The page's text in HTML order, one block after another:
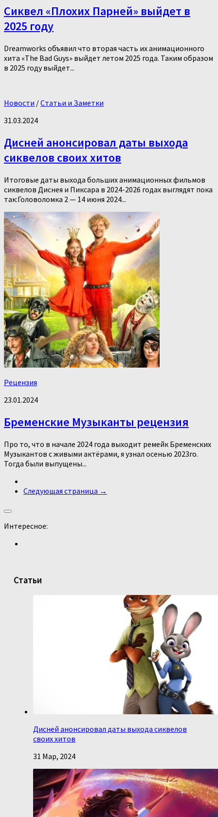
Сиквел «Плохих Парней» выйдет в
2025 году
Dreamworks объявил что вторая часть их анимационного
хита «The Bad Guys» выйдет летом 2025 года. Таким образом
в 2025 году выйдет...
Новости /Статьи и Заметки
31.03.2024
Дисней анонсировал даты выхода
сиквелов своих хитов
Итоговые даты выхода больших анимационных фильмов
сиквелов Диснея и Пиксара в 2024-2026 годах выглядят пока
так:Головоломка 2 — 14 июня 2024...
Рецензия
23.01.2024
Бременские Музыканты рецензия
Про то, что в начале 2024 года выходит ремейк Бременских
Музыкантов с живыми актёрами, я узнал осенью 2023го.
Тогда были выпущены...
Следующая страница →
Интересное:
Статьи
Дисней анонсировал даты выхода сиквелов
своих хитов
31 Мар, 2024